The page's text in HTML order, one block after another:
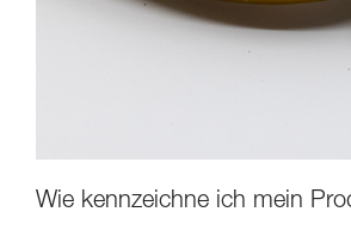
Wie kennzeichne ich mein